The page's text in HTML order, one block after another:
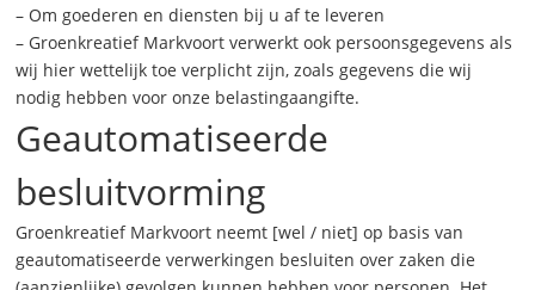
– Om goederen en diensten bij u af te leveren
– Groenkreatief Markvoort verwerkt ook persoonsgegevens als
wij hier wettelijk toe verplicht zijn, zoals gegevens die wij
nodig hebben voor onze belastingaangifte.
Geautomatiseerde
besluitvorming
Groenkreatief Markvoort neemt [wel / niet] op basis van
geautomatiseerde verwerkingen besluiten over zaken die